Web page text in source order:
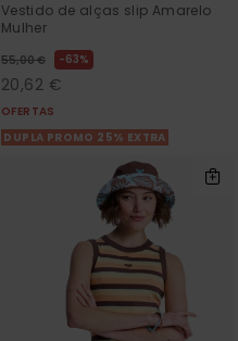
Vestido de alças slip Amarelo
Mulher
55,00 € 63%
20,62 €
OFERTAS
DUPLA PROMO 25% EXTRA